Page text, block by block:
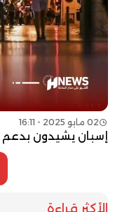
02 مايو 2025 - 16:11
إسبان يشيدون بدعم
الأكثر قراءة